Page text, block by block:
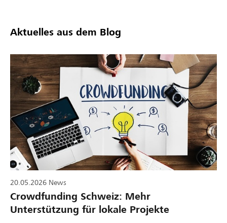
Aktuelles aus dem Blog
20.05.2026 News
Crowdfunding Schweiz: Mehr
Unterstützung für lokale Projekte